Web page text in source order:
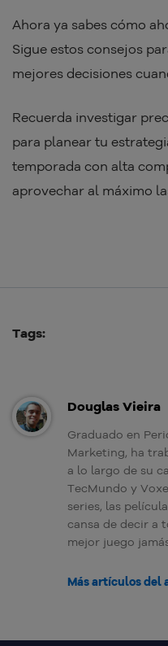
Ahora ya sabes cómo
Sigue estos consejos
mejores decisiones
Recuerda investigar
para planear tu
temporada con alta
aprovechar al máximo
Tags:
Douglas Vieira
Graduado en
Marketing, ha
a lo largo de su
TecMundo y
series, las
cansa de decir a
mejor juego
Más artículos del